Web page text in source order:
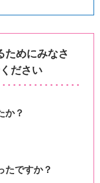
ためにみなさ
ださい
か？
たですか？